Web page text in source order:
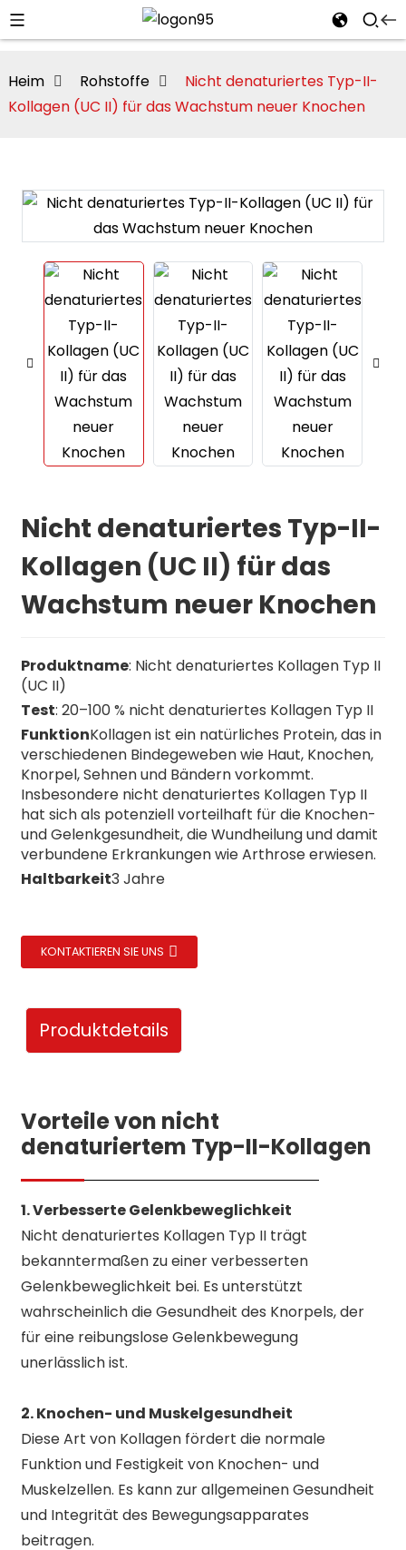
Heim Rohstoffe
Nicht denaturiertes Typ-II-
Kollagen (UC II) für das Wachstum neuer Knochen
Nicht denaturiertes Typ-II-
Kollagen (UC II) für das
Wachstum neuer Knochen
Produktname: Nicht denaturiertes Kollagen Typ II
(UC II)
Test: 20–100 % nicht denaturiertes Kollagen Typ II
FunktionKollagen ist ein natürliches Protein, das in
verschiedenen Bindegeweben wie Haut, Knochen,
Knorpel, Sehnen und Bändern vorkommt.
Insbesondere nicht denaturiertes Kollagen Typ II
hat sich als potenziell vorteilhaft für die Knochen-
und Gelenkgesundheit, die Wundheilung und damit
verbundene Erkrankungen wie Arthrose erwiesen.
Haltbarkeit3 Jahre
KONTAKTIEREN SIE UNS
Produktdetails
Vorteile von nicht
denaturiertem Typ-II-Kollagen
1. Verbesserte Gelenkbeweglichkeit
Nicht denaturiertes Kollagen Typ II trägt
bekanntermaßen zu einer verbesserten
Gelenkbeweglichkeit bei. Es unterstützt
wahrscheinlich die Gesundheit des Knorpels, der
für eine reibungslose Gelenkbewegung
unerlässlich ist.
2. Knochen- und Muskelgesundheit
Diese Art von Kollagen fördert die normale
Funktion und Festigkeit von Knochen- und
Muskelzellen. Es kann zur allgemeinen Gesundheit
und Integrität des Bewegungsapparates
beitragen.